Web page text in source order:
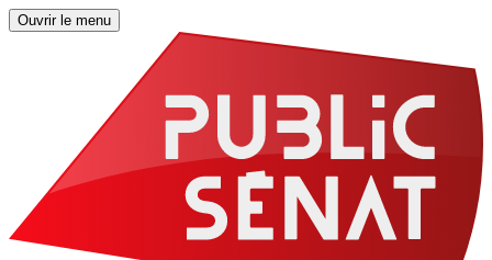
Ouvrir le menu